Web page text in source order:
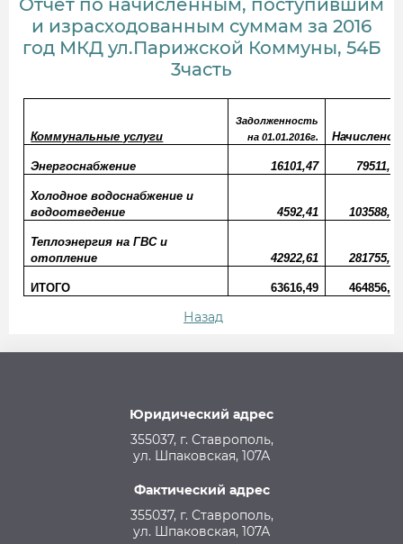
Отчет по начисленным, поступившим
и израсходованным суммам за 2016
год МКД ул.Парижской Коммуны, 54Б
3часть
Коммунальные услуги
Задолженность
на 01.01.2016г.
Начислено
Энергоснабжение 16101,47 79511,92
Холодное водоснабжение и
водоотведение
4592,41 103588,75
Теплоэнергия на ГВС и
отопление
42922,61 281755,88
ИТОГО 63616,49 464856,55
Назад
Юридический адрес
355037, г. Ставрополь,
ул. Шпаковская, 107А
Фактический адрес
355037, г. Ставрополь,
ул. Шпаковская, 107А